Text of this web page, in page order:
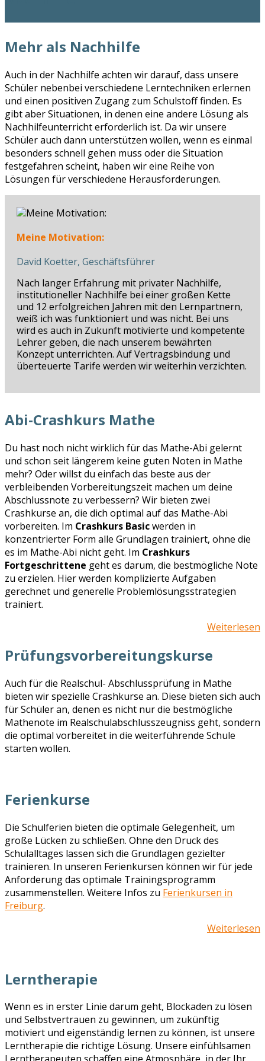
Mehr als Nachhilfe
Auch in der Nachhilfe achten wir darauf, dass unsere
Schüler nebenbei verschiedene Lerntechniken erlernen
und einen positiven Zugang zum Schulstoff finden. Es
gibt aber Situationen, in denen eine andere Lösung als
Nachhilfeunterricht erforderlich ist. Da wir unsere
Schüler auch dann unterstützen wollen, wenn es einmal
besonders schnell gehen muss oder die Situation
festgefahren scheint, haben wir eine Reihe von
Lösungen für verschiedene Herausforderungen.
Meine Motivation:
David Koetter, Geschäftsführer
Nach langer Erfahrung mit privater Nachhilfe,
institutioneller Nachhilfe bei einer großen Kette
und 12 erfolgreichen Jahren mit den Lernpartnern,
weiß ich was funktioniert und was nicht. Bei uns
wird es auch in Zukunft motivierte und kompetente
Lehrer geben, die nach unserem bewährten
Konzept unterrichten. Auf Vertragsbindung und
überteuerte Tarife werden wir weiterhin verzichten.
Abi-Crashkurs Mathe
Du hast noch nicht wirklich für das Mathe-Abi gelernt
und schon seit längerem keine guten Noten in Mathe
mehr? Oder willst du einfach das beste aus der
verbleibenden Vorbereitungszeit machen um deine
Abschlussnote zu verbessern? Wir bieten zwei
Crashkurse an, die dich optimal auf das Mathe-Abi
vorbereiten. Im Crashkurs Basicwerden in
konzentrierter Form alle Grundlagen trainiert, ohne die
es im Mathe-Abi nicht geht. Im Crashkurs
Fortgeschrittene gehtes darum, die bestmögliche Note
zu erzielen. Hier werden komplizierte Aufgaben
gerechnet und generelle Problemlösungsstrategien
trainiert.
Weiterlesen
Prüfungsvorbereitungskurse
Auch für die Realschul- Abschlussprüfung in Mathe
bieten wir spezielle Crashkurse an. Diese bieten sich auch
für Schüler an, denen es nicht nur die bestmögliche
Mathenote im Realschulabschlusszeugniss geht, sondern
die optimal vorbereitet in die weiterführende Schule
starten wollen.
Ferienkurse
Die Schulferien bieten die optimale Gelegenheit, um
große Lücken zu schließen. Ohne den Druck des
Schulalltages lassen sich die Grundlagen gezielter
trainieren. In unseren Ferienkursen können wir für jede
Anforderung das optimale Trainingsprogramm
zusammenstellen. Weitere Infos zu Ferienkursen in
Freiburg.
Weiterlesen
Lerntherapie
Wenn es in erster Linie darum geht, Blockaden zu lösen
und Selbstvertrauen zu gewinnen, um zukünftig
motiviert und eigenständig lernen zu können, ist unsere
Lerntherapie die richtige Lösung. Unsere einfühlsamen